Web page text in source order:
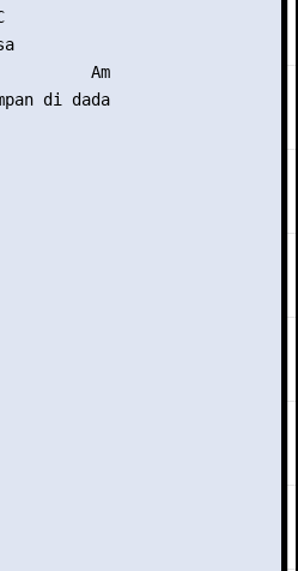
Am
di dada